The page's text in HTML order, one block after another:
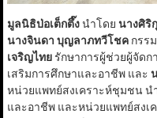
มูลนิธิป่อเต็กตึ๊งนำโดย นางศิริ
นางจินดา บุญลาภทวีโชคกรร
เจริญไทยรักษาการผู้ช่วยผู้จัดก
เสริมการศึกษาและอาชีพ และ
หน่วยแพทย์สงเคราะห์ชุมชน น
และอาชีพ และหน่วยแพทย์สง